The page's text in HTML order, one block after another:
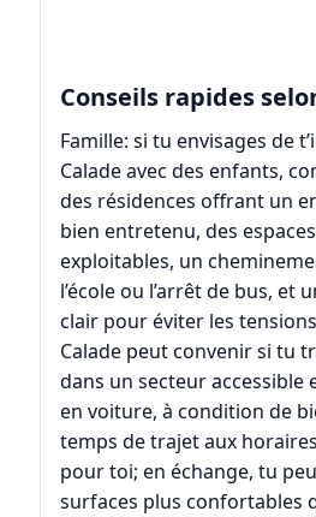
Conseils rapides
Famille: si tu envisages de
Calade avec des enfants,
des résidences offrant un
bien entretenu, des
exploitables, un
l’école ou l’arrêt de bus, et
clair pour éviter les
Calade peut convenir si tu
dans un secteur accessible
en voiture, à condition de
temps de trajet aux
pour toi; en échange, tu
surfaces plus confortables